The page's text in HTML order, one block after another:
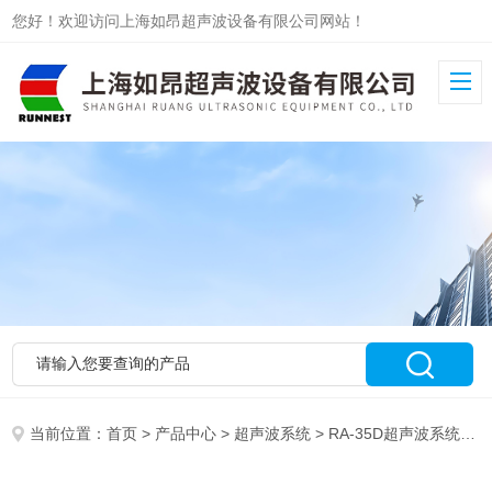
您好！欢迎访问上海如昂超声波设备有限公司网站！
当前位置：首页 > 产品中心 > 超声波系统 > RA-35D超声波系统